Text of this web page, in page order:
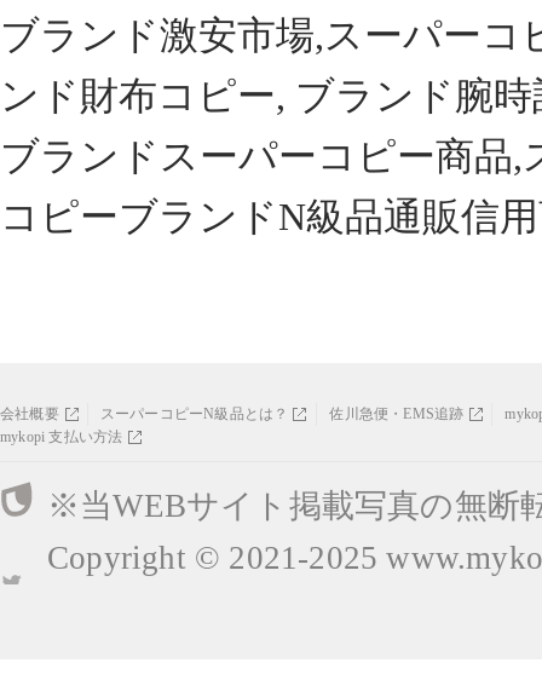
ブランド激安市場,スーパー
ンド財布コピー, ブランド腕
ブランドスーパーコピー商品
コピーブランドN級品通販信
会社概要 スーパーコピーN級品とは？ 佐川急便・EMS追跡
mykopi 支払い方法
※当WEBサイト掲載写真の無断
Copyright © 2021-2025